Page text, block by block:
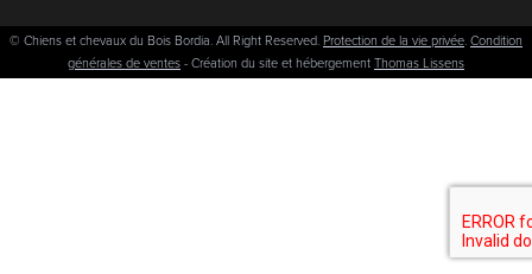
© Chiens et chevaux du Bois Bordia. All Right Reserved. Protection de la vie privée. Condition
générales de ventes - Création du site et hébergement Thomas Lissens